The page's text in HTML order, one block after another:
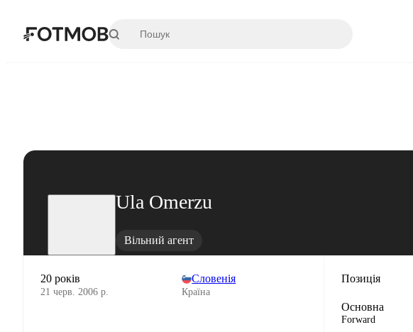
Ula Omerzu
Вільний агент
20 років
21 черв. 2006 р.
Словенія
Країна
Позиція
Основна
Forward